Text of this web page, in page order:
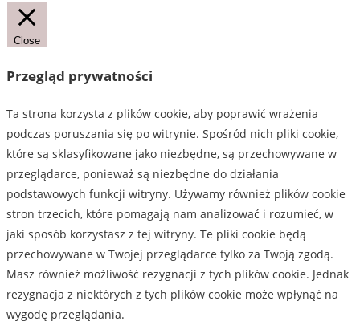
Close
Przegląd prywatności
Ta strona korzysta z plików cookie, aby poprawić wrażenia
podczas poruszania się po witrynie. Spośród nich pliki cookie,
które są sklasyfikowane jako niezbędne, są przechowywane w
przeglądarce, ponieważ są niezbędne do działania
podstawowych funkcji witryny. Używamy również plików cookie
stron trzecich, które pomagają nam analizować i rozumieć, w
jaki sposób korzystasz z tej witryny. Te pliki cookie będą
przechowywane w Twojej przeglądarce tylko za Twoją zgodą.
Masz również możliwość rezygnacji z tych plików cookie. Jednak
rezygnacja z niektórych z tych plików cookie może wpłynąć na
wygodę przeglądania.